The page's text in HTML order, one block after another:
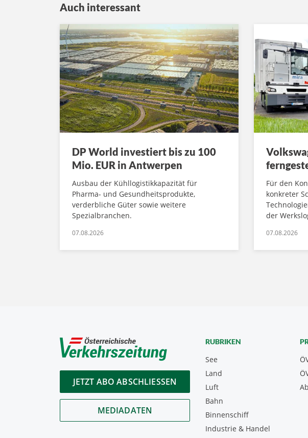
Auch interessant
DP World investiert bis zu 100
Mio. EUR in Antwerpen
Ausbau der Kühllogistikkapazität für
Pharma- und Gesundheitsprodukte,
verderbliche Güter sowie weitere
Spezialbranchen.
07.08.2026
Für den
konkreter
der
07.08.2026
JETZT ABO ABSCHLIESSEN
MEDIADATEN
RUBRIKEN
See
Land
Luft
Bahn
Binnenschiff
Industrie & Handel